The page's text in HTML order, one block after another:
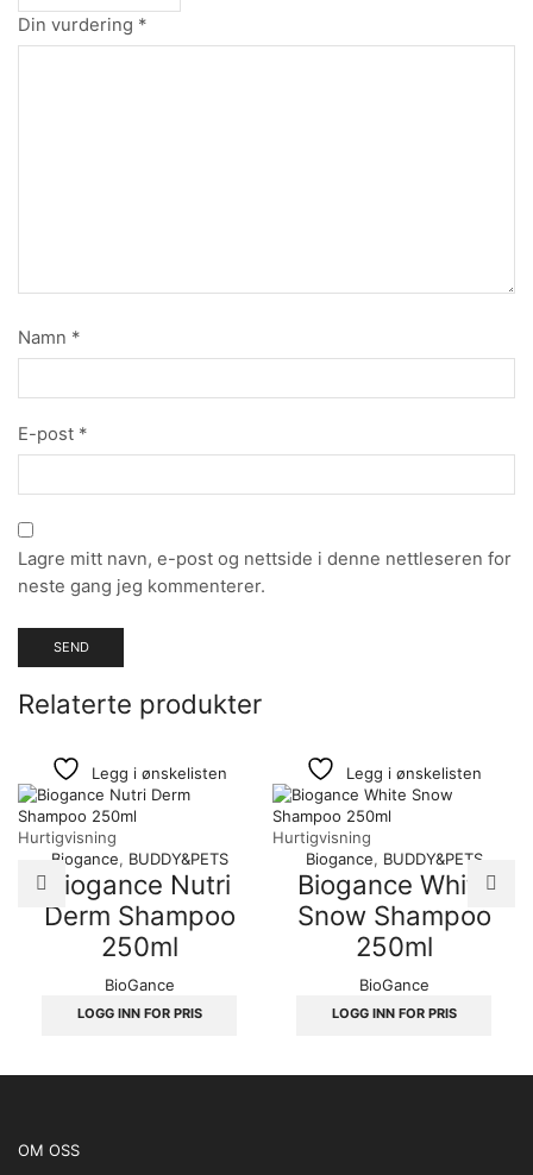
Din vurdering *
Namn *
E-post *
Lagre mitt navn, e-post og nettside i denne nettleseren for
neste gang jeg kommenterer.
Relaterte produkter
Legg i ønskelisten
Hurtigvisning
Biogance, BUDDY&PETS
Biogance Nutri
Derm Shampoo
250ml
BioGance
LOGG INN FOR PRIS
Legg i ønskelisten
Hurtigvisning
Biogance, BUDDY&PETS
Biogance White
Snow Shampoo
250ml
BioGance
LOGG INN FOR PRIS
OM OSS